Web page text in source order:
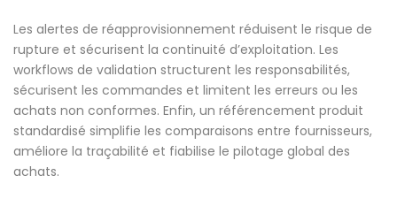
Les alertes de réapprovisionnement réduisent le risque de
rupture et sécurisent la continuité d’exploitation. Les
workflows de validation structurent les responsabilités,
sécurisent les commandes et limitent les erreurs ou les
achats non conformes. Enfin, un référencement produit
standardisé simplifie les comparaisons entre fournisseurs,
améliore la traçabilité et fiabilise le pilotage global des
achats.